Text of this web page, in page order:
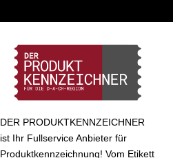
DER PRODUKTKENNZEICHNER
ist Ihr Fullservice Anbieter für
Produktkennzeichnung! Vom Etikett